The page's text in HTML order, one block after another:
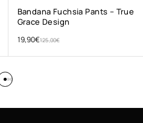
Bandana Fuchsia Pants – True
Grace Design
125,00€
19,90€